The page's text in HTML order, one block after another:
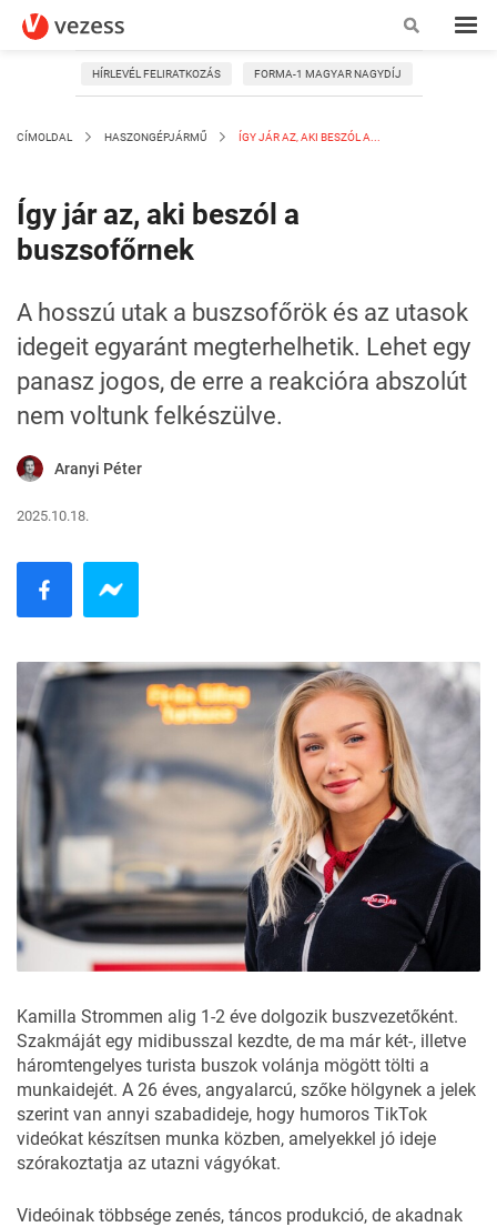
HÍRLEVÉL FELIRATKOZÁS FORMA-1 MAGYAR NAGYDÍJ
CÍMOLDAL HASZONGÉPJÁRMŰ ÍGY JÁR AZ, AKI BESZÓL A...
Így jár az, aki beszól a
buszsofőrnek
A hosszú utak a buszsofőrök és az utasok
idegeit egyaránt megterhelhetik. Lehet egy
panasz jogos, de erre a reakcióra abszolút
nem voltunk felkészülve.
Aranyi Péter
2025.10.18.
Kamilla Strommen alig 1-2 éve dolgozik buszvezetőként.
Szakmáját egy midibusszal kezdte, de ma már két-, illetve
háromtengelyes turista buszok volánja mögött tölti a
munkaidejét. A 26 éves, angyalarcú, szőke hölgynek a jelek
szerint van annyi szabadideje, hogy humoros TikTok
videókat készítsen munka közben, amelyekkel jó ideje
szórakoztatja az utazni vágyókat.
Videóinak többsége zenés, táncos produkció, de akadnak